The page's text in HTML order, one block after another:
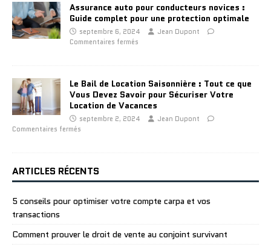
Assurance auto pour conducteurs novices :
Guide complet pour une protection optimale
septembre 6, 2024
Jean Dupont
Commentaires fermés
Le Bail de Location Saisonnière : Tout ce que
Vous Devez Savoir pour Sécuriser Votre
Location de Vacances
septembre 2, 2024
Jean Dupont
Commentaires fermés
ARTICLES RÉCENTS
5 conseils pour optimiser votre compte carpa et vos
transactions
Comment prouver le droit de vente au conjoint survivant